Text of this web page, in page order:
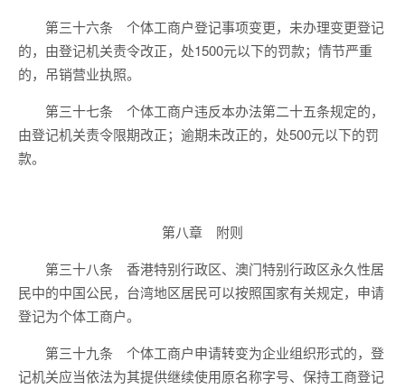
第三十六条 个体工商户登记事项变更，未办理变更登记
的，由登记机关责令改正，处1500元以下的罚款；情节严重
的，吊销营业执照。
第三十七条 个体工商户违反本办法第二十五条规定的，
由登记机关责令限期改正；逾期未改正的，处500元以下的罚
款。
第八章 附则
第三十八条 香港特别行政区、澳门特别行政区永久性居
民中的中国公民，台湾地区居民可以按照国家有关规定，申请
登记为个体工商户。
第三十九条 个体工商户申请转变为企业组织形式的，登
记机关应当依法为其提供继续使用原名称字号、保持工商登记